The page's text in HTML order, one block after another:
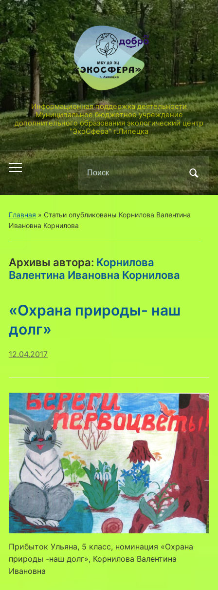
Информационная поддержка деятельности
Муниципальное бюджетное учреждение
дополнительного образования экологический центр
"ЭкоСфера" г.Липецка
Переключить
мобильное
меню
Поиск
по:
Главная » Статьи опубликованы Корнилова Валентина
Ивановна Корнилова
Архивы автора: Корнилова
Валентина Ивановна Корнилова
«Охрана природы- наш
долг»
12.04.2017
Прибыток Ульяна, 5 класс, номинация «Охрана
природы -наш долг», Корнилова Валентина
Ивановна